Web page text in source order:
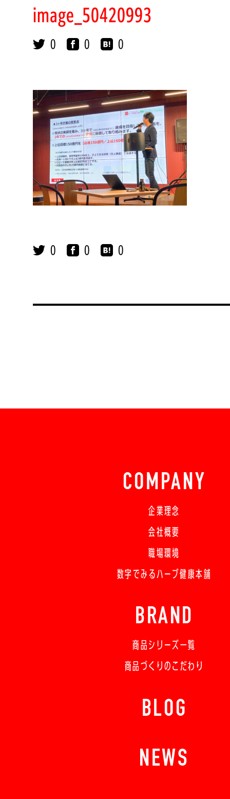
image_50420993
0 0 0
0 0 0
COMPANY
企業理念
会社概要
職場環境
数字でみるハーブ健康本舗
BRAND
商品シリーズ一覧
商品づくりのこだわり
BLOG
NEWS